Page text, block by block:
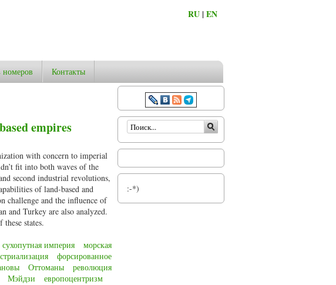
RU |EN
Контакты
empires
with concern to imperial
fit into both waves of the
second industrial revolutions,
of land-based and
challenge and the influence of
and Turkey are also analyzed.
states.
сухопутная империя
морская
форсированное
Оттоманы
революция
Мэйдзи
европоцентризм
Форма поиска
:-*)